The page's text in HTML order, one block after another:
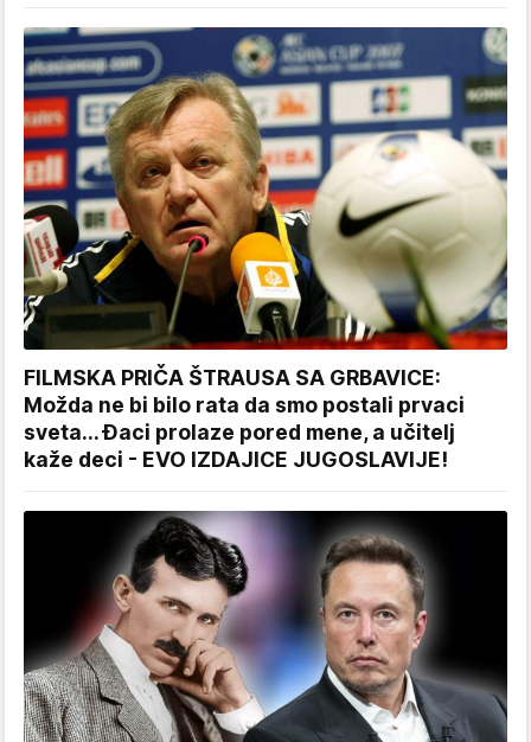
FILMSKA PRIČA ŠTRAUSA SA GRBAVICE:
Možda ne bi bilo rata da smo postali prvaci
sveta... Đaci prolaze pored mene, a učitelj
kaže deci - EVO IZDAJICE JUGOSLAVIJE!